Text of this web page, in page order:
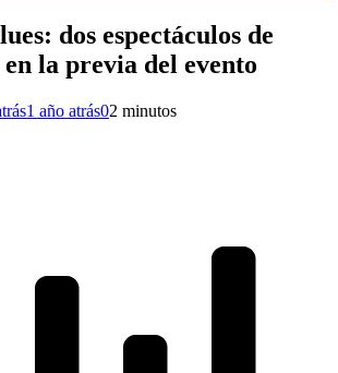
dos espectáculos de
la previa del evento
1 año atrás02 minutos